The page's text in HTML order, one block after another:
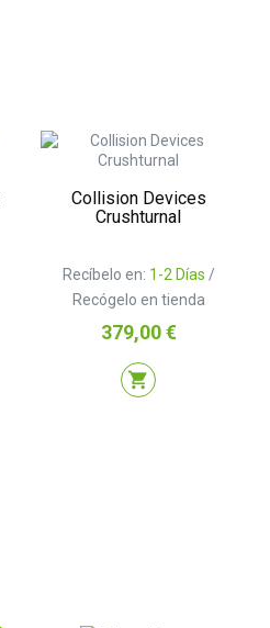
Collision Devices
Crushturnal
Recíbelo en: 1-2 Días /
Recógelo en tienda
Precio
379,00 €
shopping_cart